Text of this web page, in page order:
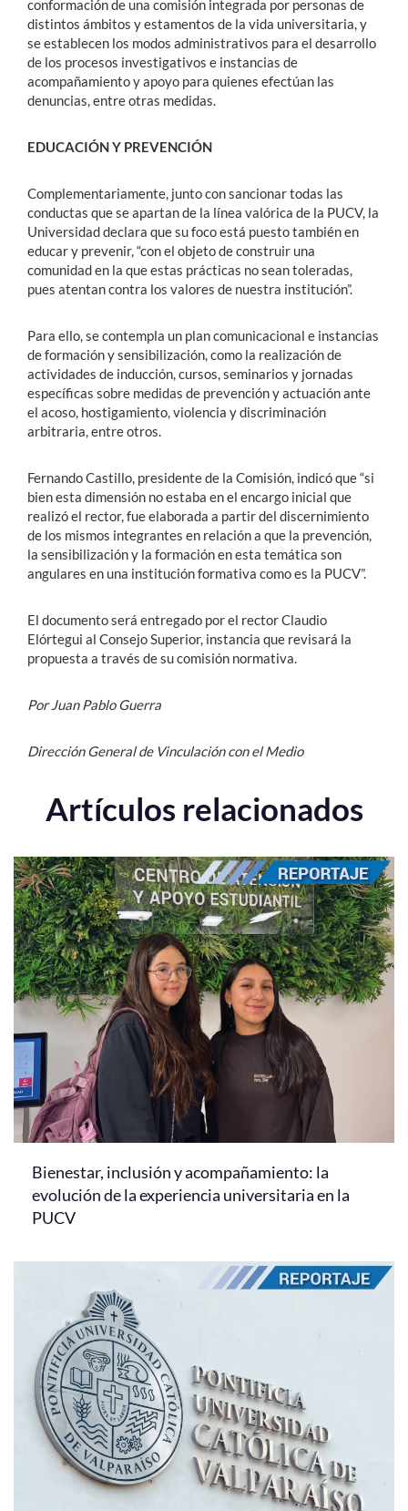
conformación de una comisión integrada por personas de
distintos ámbitos y estamentos de la vida universitaria, y
se establecen los modos administrativos para el desarrollo
de los procesos investigativos e instancias de
acompañamiento y apoyo para quienes efectúan las
denuncias, entre otras medidas.
EDUCACIÓN Y PREVENCIÓN
Complementariamente, junto con sancionar todas las
conductas que se apartan de la línea valórica de la PUCV, la
Universidad declara que su foco está puesto también en
educar y prevenir, “con el objeto de construir una
comunidad en la que estas prácticas no sean toleradas,
pues atentan contra los valores de nuestra institución”.
Para ello, se contempla un plan comunicacional e instancias
de formación y sensibilización, como la realización de
actividades de inducción, cursos, seminarios y jornadas
específicas sobre medidas de prevención y actuación ante
el acoso, hostigamiento, violencia y discriminación
arbitraria, entre otros.
Fernando Castillo, presidente de la Comisión, indicó que “si
bien esta dimensión no estaba en el encargo inicial que
realizó el rector, fue elaborada a partir del discernimiento
de los mismos integrantes en relación a que la prevención,
la sensibilización y la formación en esta temática son
angulares en una institución formativa como es la PUCV”.
El documento será entregado por el rector Claudio
Elórtegui al Consejo Superior, instancia que revisará la
propuesta a través de su comisión normativa.
Por Juan Pablo Guerra
Dirección General de Vinculación con el Medio
Artículos relacionados
Bienestar, inclusión y acompañamiento: la
evolución de la experiencia universitaria en la
PUCV